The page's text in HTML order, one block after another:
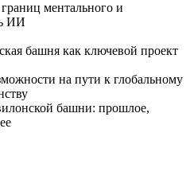
ментального и
ИИ
башня как ключевой проект
на пути к глобальному
башни: прошлое,